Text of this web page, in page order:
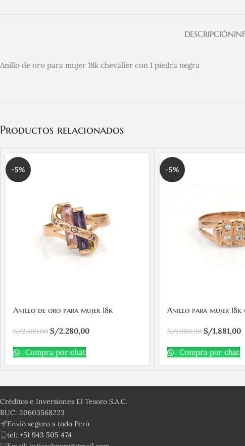
DESCRIPCIÓN
Anillo de oro para mujer 18k chevalier con 1 piedra negra
Productos relacionados
-5%
Anillo de oro para mujer 18k
piedra rosada y 3 piedras
S/2.400,00 S/2.280,00
Compra por chat
-5%
Anillo para mujer 18k
S/1.980,00 S/1.881,00
Compra por chat
Créditos e Inversiones El Tesoro S.A.C.
RUC: 20603568223
Envió seguro a todo Perú
tel: +51 943 505 474